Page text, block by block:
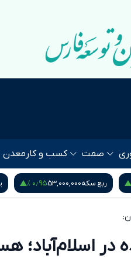
صمت کسب و کار معدن
217,280‎−۰٫۰۱ % درهم امارات
در اسلام‌آباد؛